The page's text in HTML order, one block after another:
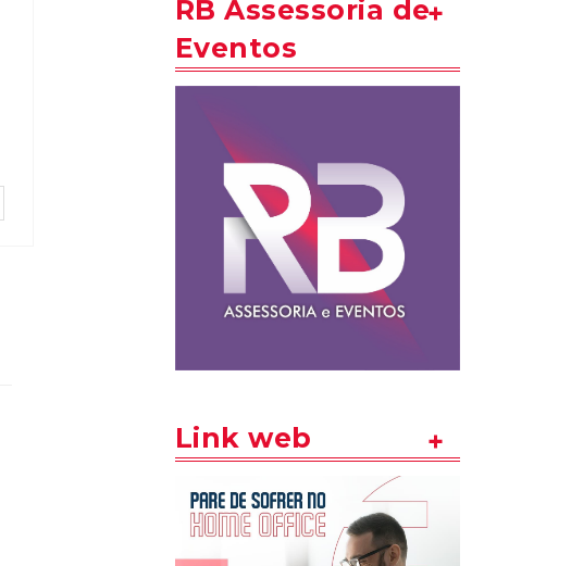
RB Assessoria de
Eventos
Link web